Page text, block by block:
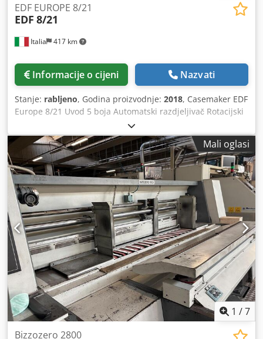
Italia 417 km
EDF EUROPE 8/21
EDF 8/21
Informacije o cijeni Nazvati
Stanje: rabljeno, Godina proizvodnje: 2018, Casemaker EDF
Europe 8/21 Uvod 5 boja Automatski razdjeljivač Rotacijski
štancer Preklapač-ljepilica Cjdpfx Aoxz Ai Iem Aeha Brojač-
izbacač
Mali oglasi
1 /7
Bizzozero 2800